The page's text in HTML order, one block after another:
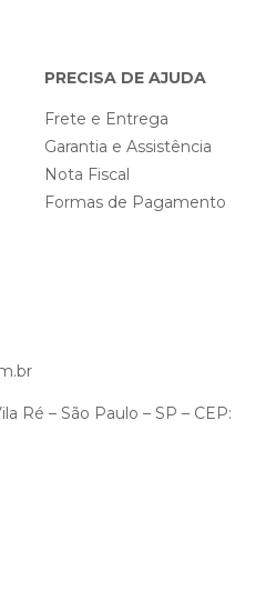
PRECISA DE AJUDA
Frete e Entrega
Garantia e Assistência
Nota Fiscal
Formas de Pagamento
Ré – São Paulo – SP – CEP: